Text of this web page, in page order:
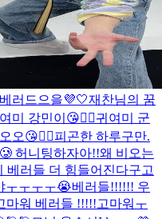
러드으을💜🤍재찬님의 꿈
미 강민이😘👍🏻귀여미 군
오😘👍🏻피곤한 하루구만.
허니팅하자아!!왜 비오는
베러들 더 힘들어진다구고
ㅜㅜㅜㅜ😭베러들!!!!!! 우
마워 베러들 !!!!!고마워ㅜ